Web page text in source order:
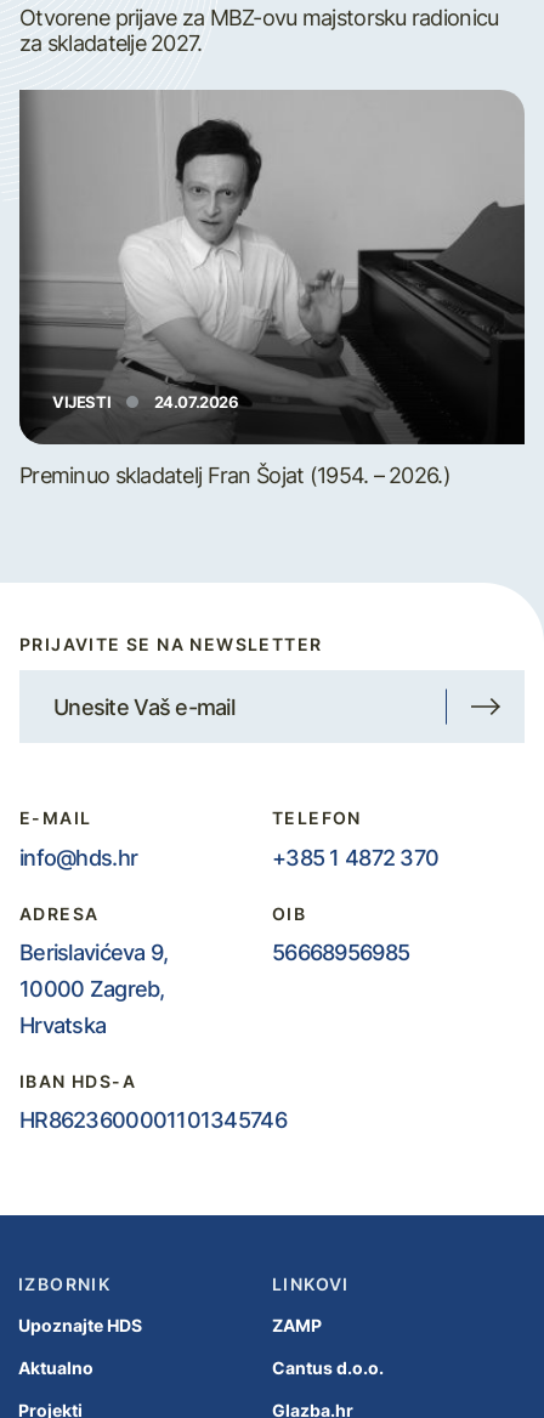
Otvorene prijave za MBZ-ovu majstorsku radionicu
za skladatelje 2027.
VIJESTI 24.07.2026
Preminuo skladatelj Fran Šojat (1954. – 2026.)
PRIJAVITE SE NA NEWSLETTER
E-MAIL
info@hds.hr
TELEFON
+385 1 4872 370
ADRESA
Berislavićeva 9,
10000 Zagreb,
Hrvatska
OIB
56668956985
IBAN HDS-A
HR8623600001101345746
IZBORNIK
Upoznajte HDS
Aktualno
Projekti
LINKOVI
ZAMP
Cantus d.o.o.
Glazba.hr